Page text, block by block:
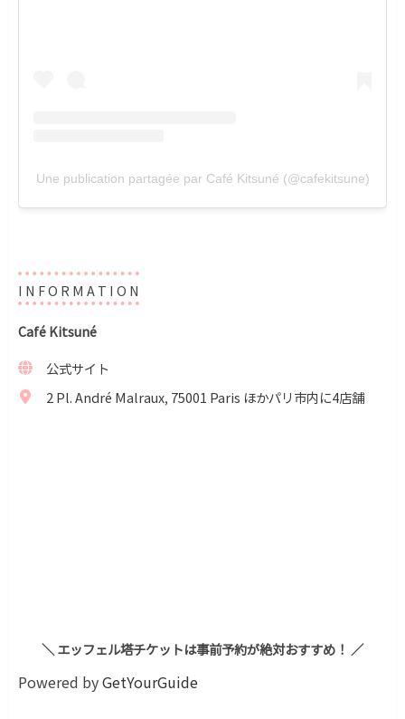
Une publication partagée par Café Kitsuné (@cafekitsune)
I N F O R M A T I O N
Café Kitsuné
公式サイト
2 Pl. André Malraux, 75001 Paris ほかパリ市内に4店舗
＼ エッフェル塔チケットは事前予約が絶対おすすめ！ ／
Powered byGetYourGuide